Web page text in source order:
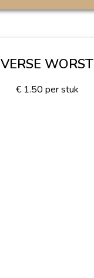
VERSE WORST
€ 1.50 per stuk